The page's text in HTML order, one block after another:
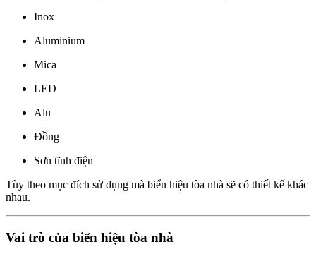
Inox
Aluminium
Mica
LED
Alu
Đồng
Sơn tĩnh điện
Tùy theo mục đích sử dụng mà biển hiệu tòa nhà sẽ có thiết kế khác
nhau.
Vai trò của biển hiệu tòa nhà